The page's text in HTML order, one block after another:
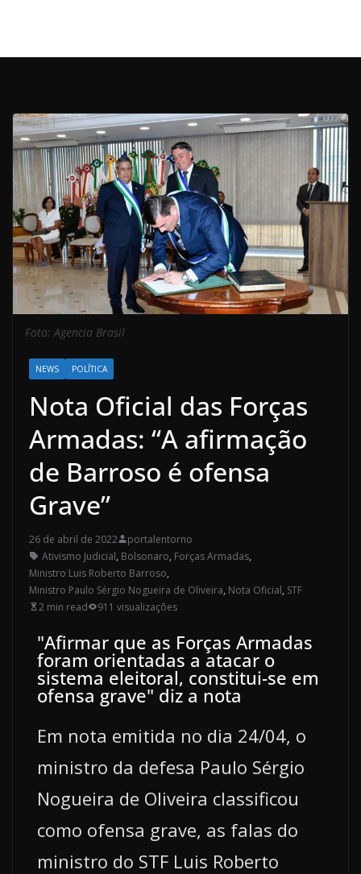
Foto: Agencia Brasil
NEWS POLÍTICA
Nota Oficial das Forças
Armadas: “A afirmação
de Barroso é ofensa
Grave”
26 de abril de 2022
portalentorno
Ativismo Judicial, Bolsonaro, Forças Armadas,
Ministro Luis Roberto Barroso,
Ministro Paulo Sérgio Nogueira de Oliveira, Nota Oficial, STF
2 min read
911 visualizações
"Afirmar que as Forças Armadas
foram orientadas a atacar o
sistema eleitoral, constitui-se em
ofensa grave" diz a nota
Em nota emitida no dia 24/04, o
ministro da defesa Paulo Sérgio
Nogueira de Oliveira classificou
como ofensa grave, as falas do
ministro do STF Luis Roberto